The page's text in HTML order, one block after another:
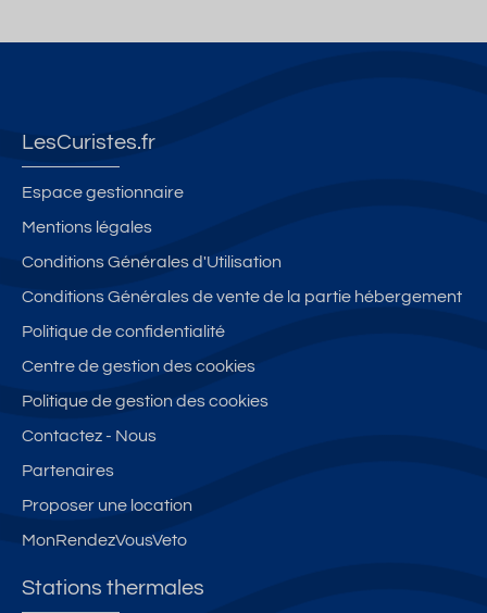
LesCuristes.fr
Espace gestionnaire
Mentions légales
Conditions Générales d'Utilisation
Conditions Générales de vente de la partie hébergement
Politique de confidentialité
Centre de gestion des cookies
Politique de gestion des cookies
Contactez - Nous
Partenaires
Proposer une location
MonRendezVousVeto
Stations thermales